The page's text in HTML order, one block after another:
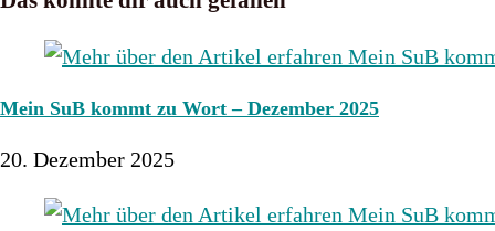
Mein SuB kommt zu Wort – Dezember 2025
20. Dezember 2025